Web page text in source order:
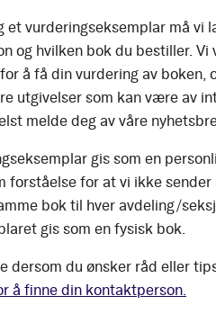
et vurderingseksemplar må vi
og hvilken bok du bestiller. Vi
å få din vurdering av boken,
utgivelser som kan være av
melde deg av våre
gis som en
forståelse for at vi ikke sender
bok til hver avdeling/
gis som en fysisk bok.
dersom du ønsker råd eller
å finne din kontaktperson.